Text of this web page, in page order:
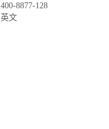
400-8877-128
英文